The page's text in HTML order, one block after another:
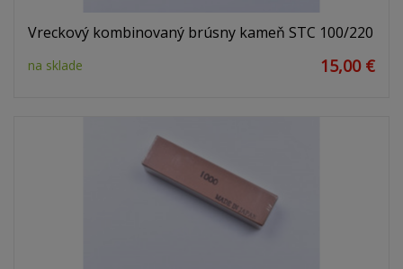
Vreckový kombinovaný brúsny kameň STC 100/220
na sklade 15,00 €